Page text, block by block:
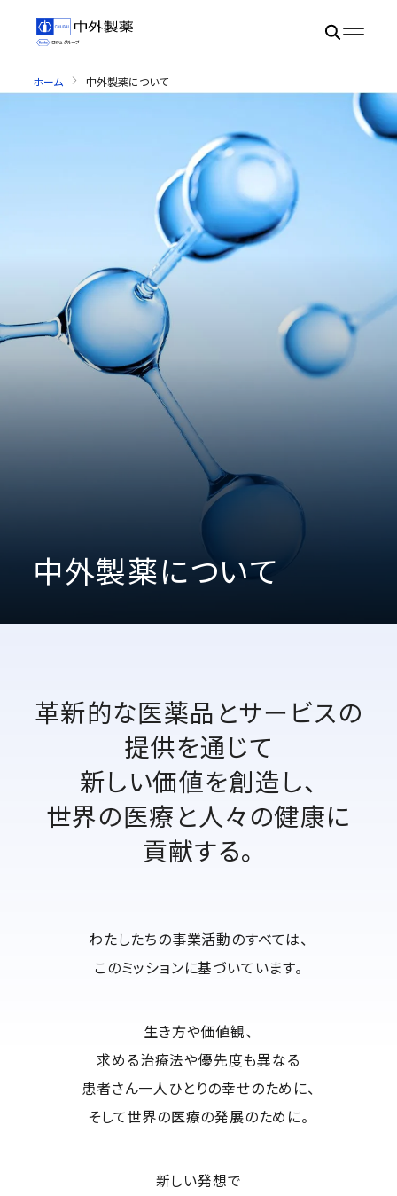
ホーム 中外製薬について
中外製薬について
革新的な医薬品とサービスの
提供を通じて
新しい価値を創造し、
世界の医療と人々の健康に
貢献する。
わたしたちの事業活動のすべては、
このミッションに基づいています。
生き方や価値観、
求める治療法や優先度も異なる
患者さん一人ひとりの幸せのために、
そして世界の医療の発展のために。
新しい発想で